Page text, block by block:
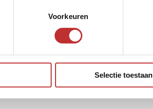
Voorkeuren
Selectie toestaan